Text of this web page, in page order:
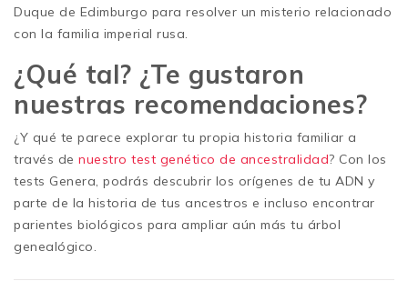
Duque de Edimburgo para resolver un misterio relacionado
con la familia imperial rusa.
¿Qué tal? ¿Te gustaron
nuestras recomendaciones?
¿Y qué te parece explorar tu propia historia familiar a
través de nuestro test genético de ancestralidad? Con los
tests Genera, podrás descubrir los orígenes de tu ADN y
parte de la historia de tus ancestros e incluso encontrar
parientes biológicos para ampliar aún más tu árbol
genealógico.